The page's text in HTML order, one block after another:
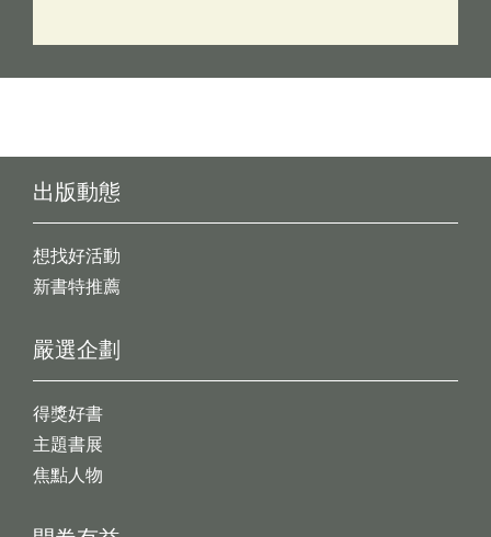
出版動態
想找好活動
新書特推薦
嚴選企劃
得獎好書
主題書展
焦點人物